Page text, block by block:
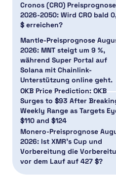
Cronos (CRO) Preisprognose
2026-2050: Wird CRO bald
$ erreichen?
Mantle-Preisprognose
2026: MNT steigt um 9 %,
während Super Portal auf
Solana mit Chainlink-
Unterstützung online geht.
OKB Price Prediction: OKB
Surges to $93 After
Weekly Range as Targets
$110 and $124
Monero-Preisprognose
2026: Ist XMR’s Cup und
Vorbereitung die
vor dem Lauf auf 427 $?